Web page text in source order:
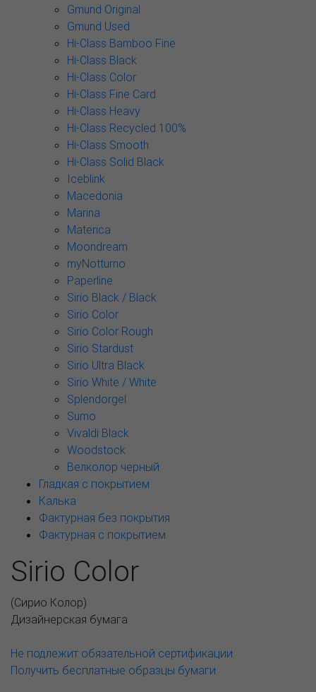
Gmund Original
Gmund Used
Hi-Class Bamboo Fine
Hi-Class Black
Hi-Class Color
Hi-Class Fine Card
Hi-Class Heavy
Hi-Class Recycled 100%
Hi-Class Smooth
Hi-Class Solid Black
Iceblink
Macedonia
Marina
Materica
Moondream
myNotturno
Paperline
Sirio Black / Black
Sirio Color
Sirio Color Rough
Sirio Stardust
Sirio Ultra Black
Sirio White / White
Splendorgel
Sumo
Vivaldi Black
Woodstock
Велколор черный
Гладкая с покрытием
Калька
Фактурная без покрытия
Фактурная с покрытием
Sirio Color
(Сирио Колор)
Дизайнерская бумага
Не подлежит обязательной сертификации
Получить бесплатные образцы бумаги